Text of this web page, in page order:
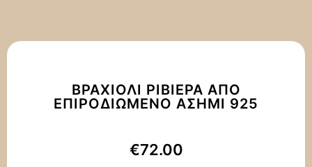
ΒΡΑΧΙΌΛΙ ΡΙΒΙΈΡΑ ΑΠΌ
ΕΠΙΡΟΔΙΩΜΈΝΟ ΑΣΉΜΙ 925
€72.00